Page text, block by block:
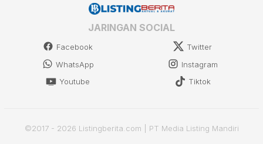
JARINGAN SOCIAL
Facebook
Twitter
WhatsApp
Instagram
Youtube
Tiktok
©2017 - 2026 Listingberita.com | PT Media Listing Mandiri